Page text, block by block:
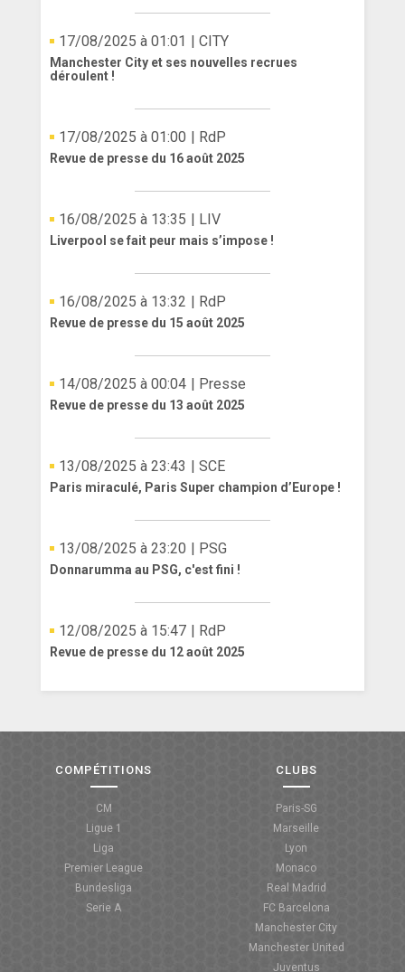
17/08/2025 à 01:01 | CITY
Manchester City et ses nouvelles recrues
déroulent !
17/08/2025 à 01:00 | RdP
Revue de presse du 16 août 2025
16/08/2025 à 13:35 | LIV
Liverpool se fait peur mais s’impose !
16/08/2025 à 13:32 | RdP
Revue de presse du 15 août 2025
14/08/2025 à 00:04 | Presse
Revue de presse du 13 août 2025
13/08/2025 à 23:43 | SCE
Paris miraculé, Paris Super champion d’Europe !
13/08/2025 à 23:20 | PSG
Donnarumma au PSG, c'est fini !
12/08/2025 à 15:47 | RdP
Revue de presse du 12 août 2025
COMPÉTITIONS
CM
Ligue 1
Liga
Premier League
Bundesliga
Serie A
CLUBS
Paris-SG
Marseille
Lyon
Monaco
Real Madrid
FC Barcelona
Manchester City
Manchester United
Juventus